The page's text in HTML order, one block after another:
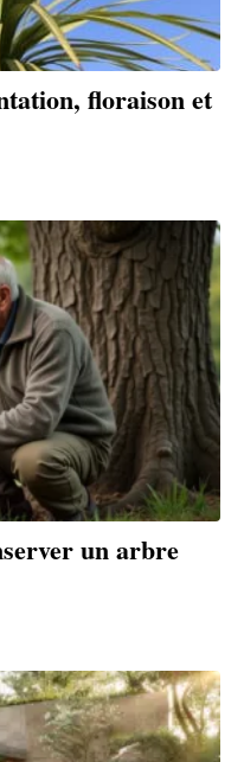
floraison et
un arbre